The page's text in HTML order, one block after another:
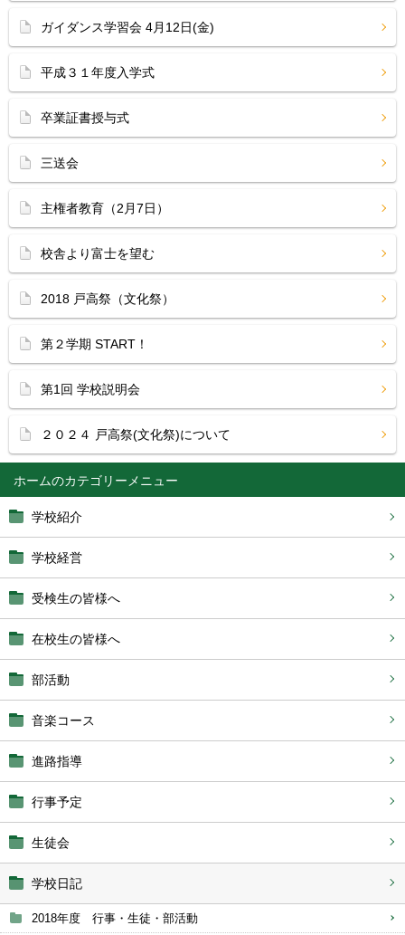
ホーム
学校紹介
学校経営
受検生の皆様へ
在校生の皆様へ
部活動
音楽コース
進路指導
行事予定
生徒会
学校日記
2018年度 行事・生徒・部活動
ガイダンス学習会 4月12日(金)
平成３１年度入学式
卒業証書授与式
三送会
主権者教育（2月7日）
校舎より富士を望む
2018 戸高祭（文化祭）
第２学期 START！
第1回 学校説明会
２０２４ 戸高祭(文化祭)について